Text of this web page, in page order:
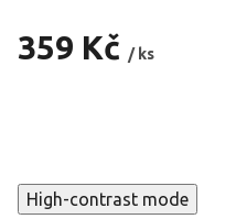
359 Kč / ks
High-contrast mode